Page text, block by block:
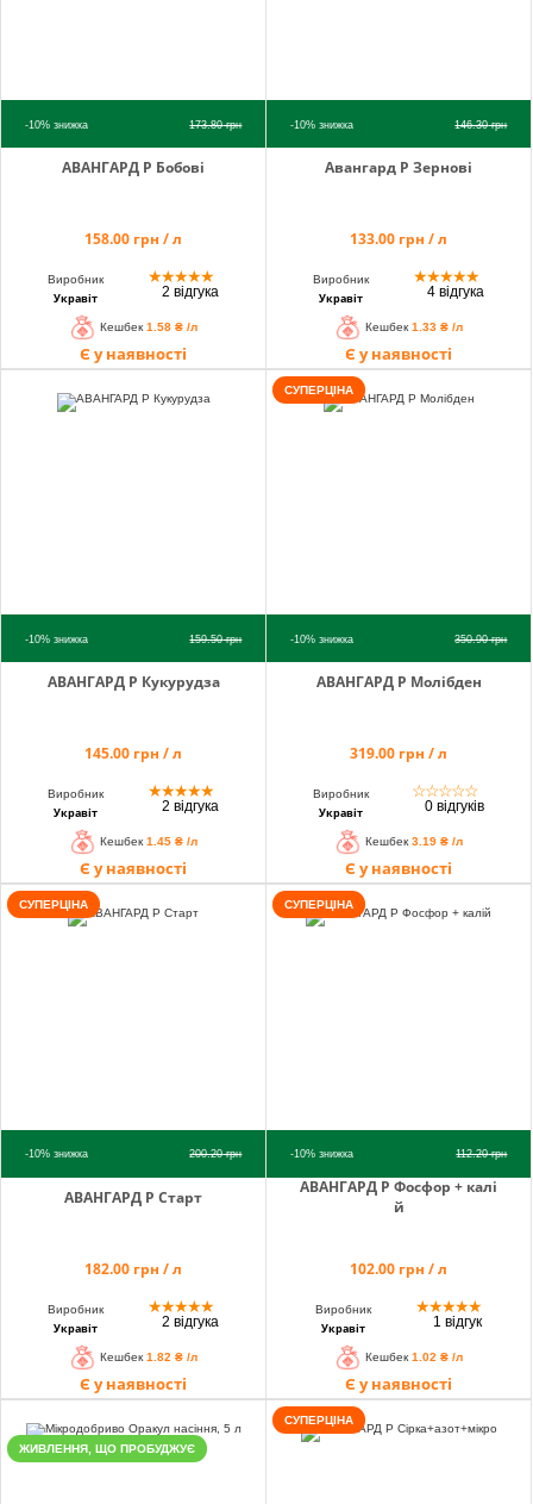
-10%знижка 173.80грн
АВАНГАРД Р Бобовi
158.00 грн / л
Виробник
Укравіт
★★★★★
2 відгука
Кешбек 1.58 ₴ /л
Є у наявності
-10%знижка 146.30грн
Авангард Р Зернові
133.00 грн / л
Виробник
Укравіт
★★★★★
4 відгука
Кешбек 1.33 ₴ /л
Є у наявності
-10%знижка 159.50грн
АВАНГАРД Р Кукурудза
145.00 грн / л
Виробник
Укравіт
★★★★★
2 відгука
Кешбек 1.45 ₴ /л
Є у наявності
СУПЕРЦІНА
-10%знижка 350.90грн
АВАНГАРД Р Молібден
319.00 грн / л
Виробник
Укравіт
☆☆☆☆☆
0 відгуків
Кешбек 3.19 ₴ /л
Є у наявності
СУПЕРЦІНА
-10%знижка 200.20грн
АВАНГАРД Р Старт
182.00 грн / л
Виробник
Укравіт
★★★★★
2 відгука
Кешбек 1.82 ₴ /л
Є у наявності
СУПЕРЦІНА
-10%знижка 112.20грн
АВАНГАРД Р Фосфор + калі
й
102.00 грн / л
Виробник
Укравіт
★★★★★
1 відгук
Кешбек 1.02 ₴ /л
Є у наявності
ЖИВЛЕННЯ, ЩО ПРОБУДЖУЄ
СУПЕРЦІНА